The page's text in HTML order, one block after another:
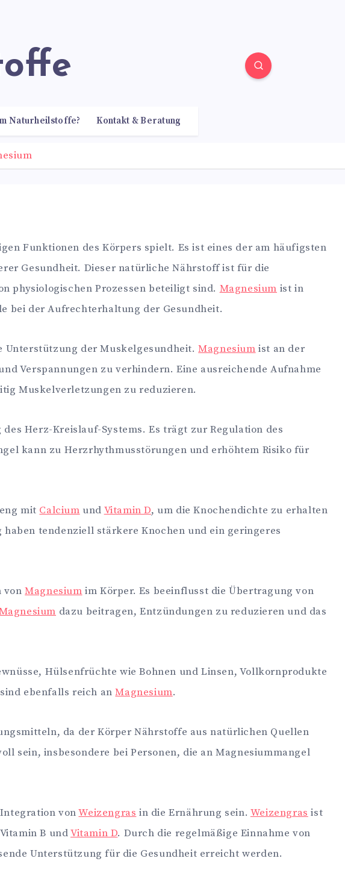
Naturheilstoffe? Kontakt & Beratung
Funktionen des Körpers spielt. Es ist eines der am häufigsten
Gesundheit. Dieser natürliche Nährstoff ist für die
physiologischen Prozessen beteiligt sind. Magnesium ist in
bei der Aufrechterhaltung der Gesundheit.
Unterstützung der Muskelgesundheit.Magnesium ist an der
Verspannungen zu verhindern. Eine ausreichende Aufnahme
Muskelverletzungen zu reduzieren.
Herz-Kreislauf-Systems. Es trägt zur Regulation des
kann zu Herzrhythmusstörungen und erhöhtem Risiko für
mit Calcium und Vitamin D, um die Knochendichte zu erhalten
tendenziell stärkere Knochen und ein geringeres
vonMagnesium im Körper. Es beeinflusst die Übertragung von
dazu beitragen, Entzündungen zu reduzieren und das
Hülsenfrüchte wie Bohnen und Linsen, Vollkornprodukte
ebenfalls reich anMagnesium.
da der Körper Nährstoffe aus natürlichen Quellen
sein, insbesondere bei Personen, die an Magnesiummangel
vonWeizengras in die Ernährung sein. Weizengras ist
B undVitamin D. Durch die regelmäßige Einnahme von
Unterstützung für die Gesundheit erreicht werden.